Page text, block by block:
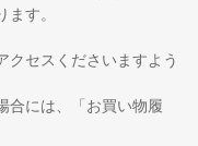
す。
クセスくださいますよう
合には、「お買い物履